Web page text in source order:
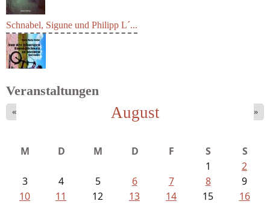
Schnabel, Sigune und Philipp L´...
Fischer, Frank Maria - Von der...
Veranstaltungen
August
« »
M D M D F S
S
1
2
3
4 5 6 7 8
9
10
11 12 13 14 15
16